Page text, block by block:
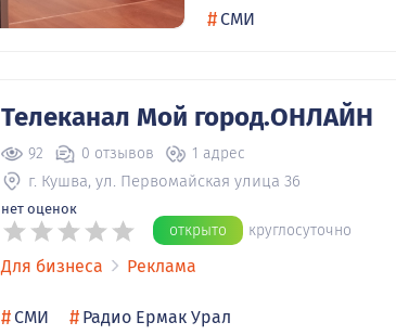
# СМИ
Телеканал Мой город.ОНЛАЙН
92 0 отзывов 1 адрес
г. Кушва, ул. Первомайская улица 36
нет оценок
открыто круглосуточно
Для бизнеса Реклама
# СМИ # Радио Ермак Урал